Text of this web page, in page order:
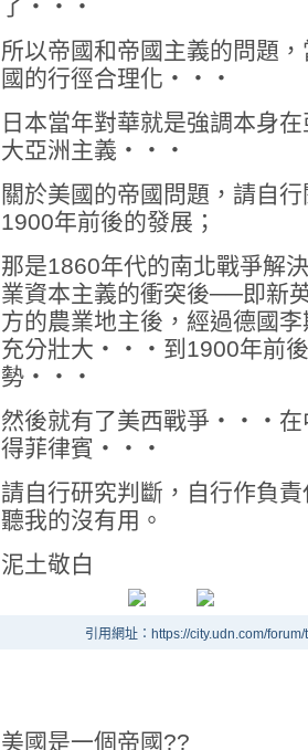
了‧‧‧
所以帝國和帝國主義的問題
國的行徑合理化‧‧‧
日本當年對華就是強調本身
大亞洲主義‧‧‧
關於美國的帝國問題，請自
1900年前後的發展；
那是1860年代的南北戰爭解
業資本主義的衝突後──即新
方的農業地主後，經過德國
充分壯大‧‧‧到1900年前後
勢‧‧‧
然後就有了美西戰爭‧‧‧在
得菲律賓‧‧‧
請自行研究判斷，自行作負
聽我的沒有用。
泥土敬白
引用網址：https://city.udn.com/
美國是一個帝國??